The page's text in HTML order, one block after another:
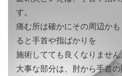
す。
痛む所は確かにその周辺か
ると手首や指ばかりを
施術してても良くなりません
大事な部分は、肘から手首